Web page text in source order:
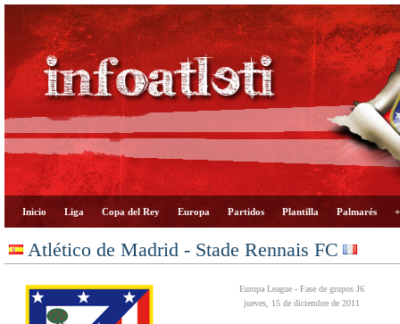
Inicio Liga Copa del Rey Europa Partidos Plantilla Palmarés
Atlético de Madrid - Stade Rennais FC
Europa League - Fase de grupos J6
jueves, 15 de diciembre de 2011